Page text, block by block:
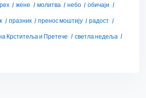
жене молитва небо
обичаји
празник пренос моштију
радост
Крститеља и Претече
светла недеља